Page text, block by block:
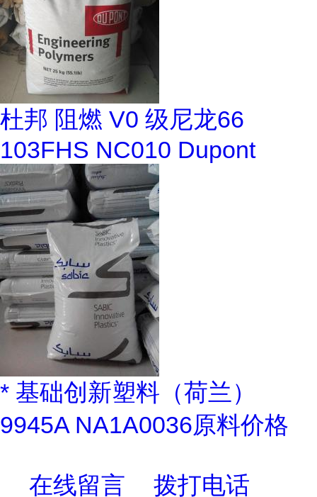
杜邦 阻燃 V0 级尼龙66
103FHS NC010 Dupont
* 基础创新塑料（荷兰）
9945A NA1A0036原料价格
在线留言 拨打电话